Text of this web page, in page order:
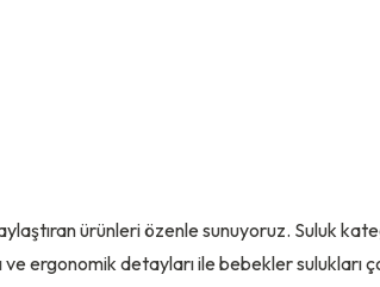
ürünleri özenle sunuyoruz. Suluk
ergonomik detayları ile bebekler sulukları